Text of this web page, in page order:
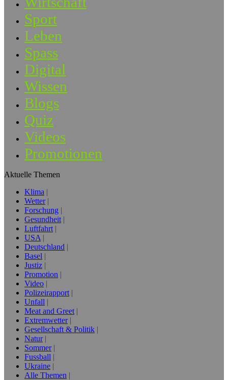
Sport
Leben
Spass
Digital
Wissen
Blogs
Quiz
Videos
Promotionen
Aktuelle Themen
Klima
Wetter
Forschung
Gesundheit
Luftfahrt
USA
Deutschland
Basel
Justiz
Promotion
Video
Polizeirapport
Unfall
Meat and Greet
Extremwetter
Gesellschaft & Politik
Natur
Sommer
Fussball
Ukraine
Alle Themen